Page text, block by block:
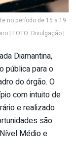
no período de 15 a 19
| FOTO: Divulgação |
Diamantina,
pública para o
do órgão. O
com intuito de
e realizado
são
Médio e